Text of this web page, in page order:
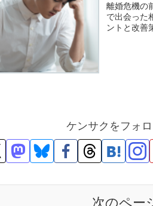
離婚危機の
で出会った
ントと改善
ケンサクをフォ
次のペー